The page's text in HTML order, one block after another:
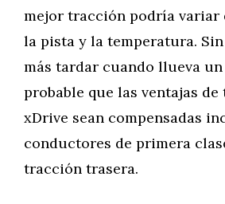
mejor tracción podría variar
la pista y la temperatura.
más tardar cuando llueva un
probable que las ventajas
xDrive sean compensadas
conductores de primera
tracción trasera.